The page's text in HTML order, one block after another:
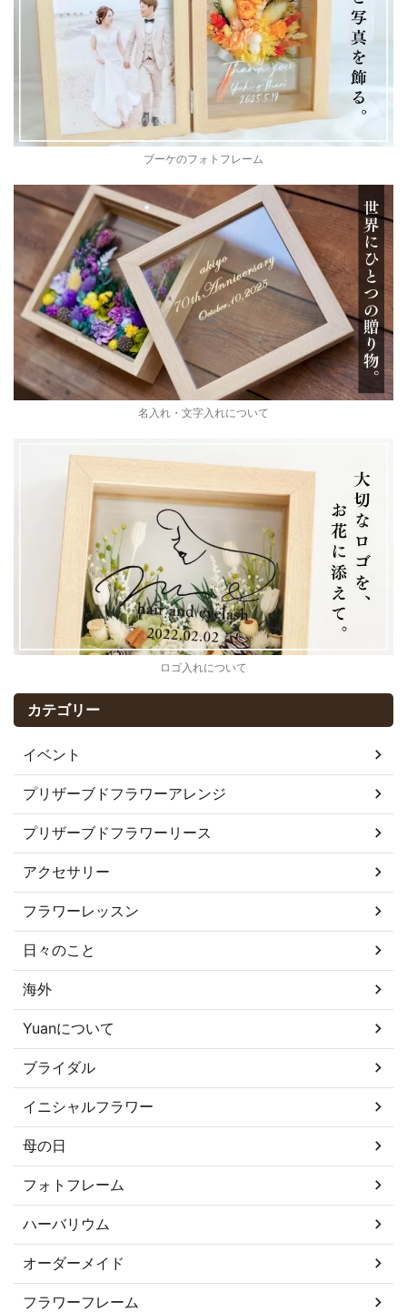
ブーケのフォトフレーム
名入れ・文字入れについて
ロゴ入れについて
カテゴリー
イベント
プリザーブドフラワーアレンジ
プリザーブドフラワーリース
アクセサリー
フラワーレッスン
日々のこと
海外
Yuanについて
ブライダル
イニシャルフラワー
母の日
フォトフレーム
ハーバリウム
オーダーメイド
フラワーフレーム